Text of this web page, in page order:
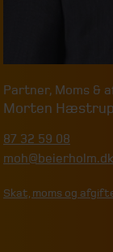
Partner, Moms &
Morten
87 32 59 08
moh@beierholm.dk
Skat, moms og